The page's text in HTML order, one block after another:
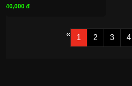
40,000 đ
« 1 2 3 4